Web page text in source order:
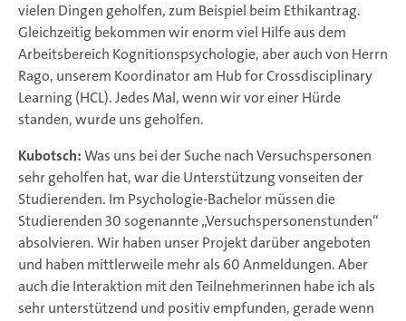
vielen Dingen geholfen, zum Beispiel beim Ethikantrag.
Gleichzeitig bekommen wir enorm viel Hilfe aus dem
Arbeitsbereich Kognitionspsychologie, aber auch von Herrn
Rago, unserem Koordinator am Hub for Crossdisciplinary
Learning (HCL). Jedes Mal, wenn wir vor einer Hürde
standen, wurde uns geholfen.
Kubotsch:Was uns bei der Suche nach Versuchspersonen
sehr geholfen hat, war die Unterstützung vonseiten der
Studierenden. Im Psychologie-Bachelor müssen die
Studierenden 30 sogenannte „Versuchspersonenstunden“
absolvieren. Wir haben unser Projekt darüber angeboten
und haben mittlerweile mehr als 60 Anmeldungen. Aber
auch die Interaktion mit den Teilnehmerinnen habe ich als
sehr unterstützend und positiv empfunden, gerade wenn